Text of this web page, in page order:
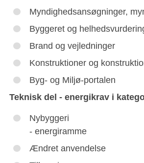
Myndighedsansøgninger,
Byggeret og
Brand og vejledninger
Konstruktioner og
Byg- og Miljø-portalen
Teknisk del - energikrav i
Nybyggeri
- energiramme
Ændret anvendelse